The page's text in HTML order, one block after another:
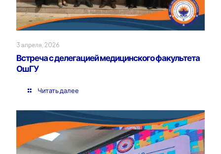
3 апреля, 2026
Встреча с делегацией медицинского факультета
ОшГУ
Читать далее